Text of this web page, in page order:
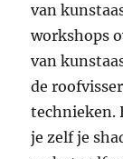
van
workshops
van
de
technieken.
je zelf je